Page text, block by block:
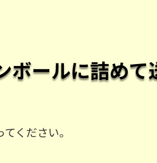
ボールに詰めて
ください。